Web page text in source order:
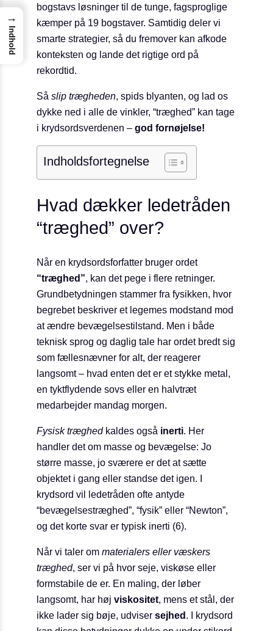
bogstavs løsninger til de tunge, fagsproglige
kæmper på 19 bogstaver. Samtidig deler vi
smarte strategier, så du fremover kan afkode
konteksten og lande det rigtige ord på
rekordtid.
Så slip trægheden, spids blyanten, og lad os
dykke ned i alle de vinkler, “træghed” kan tage
i krydsordsverdenen – god fornøjelse!
Indholdsfortegnelse
Hvad dækker ledetråden
“træghed” over?
Når en krydsords­forfatter bruger ordet
“træghed”, kan det pege i flere retninger.
Grundbetydningen stammer fra fysikken, hvor
begrebet beskriver et legemes modstand mod
at ændre bevægelsestilstand. Men i både
teknisk sprog og daglig tale har ordet bredt sig
som fællesnævn­er for alt, der reagerer
langsomt – hvad enten det er et stykke metal,
en tyktflydende sovs eller en halvtræt
medarbejder mandag morgen.
Fysisk træghedkaldes også inerti. Her
handler det om masse og bevægelse: Jo
større masse, jo sværere er det at sætte
objektet i gang eller standse det igen. I
krydsord vil ledetråden ofte antyde
“bevægelses­træghed”, “fysik” eller “Newton”,
og det korte svar er typisk inerti (6).
Når vi taler om materialers eller væskers
træghed, ser vi på hvor seje, viskøse eller
formstabile de er. En maling, der løber
langsomt, har høj viskositet, mens et stål, der
ikke lader sig bøje, udviser sejhed. I krydsord
→
Indhold